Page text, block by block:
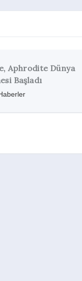
Dünya